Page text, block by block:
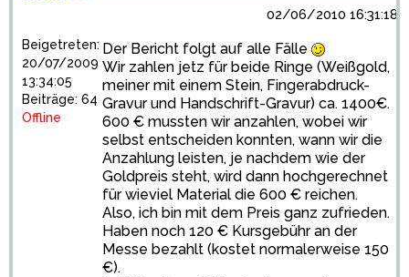
Beigetreten:
20/07/2009
13:34:05
Beiträge: 64
Offline
02/06/2010 16:31:18
Der Bericht folgt auf alle Fälle
Wir zahlen jetz für beide Ringe (Weißgold,
meiner mit einem Stein, Fingerabdruck-
Gravur und Handschrift-Gravur) ca. 1400€.
600 € mussten wir anzahlen, wobei wir
selbst entscheiden konnten, wann wir die
Anzahlung leisten, je nachdem wie der
Goldpreis steht, wird dann hochgerechnet
für wieviel Material die 600 € reichen.
Also, ich bin mit dem Preis ganz zufrieden.
Haben noch 120 € Kursgebühr an der
Messe bezahlt (kostet normalerweise 150
€).